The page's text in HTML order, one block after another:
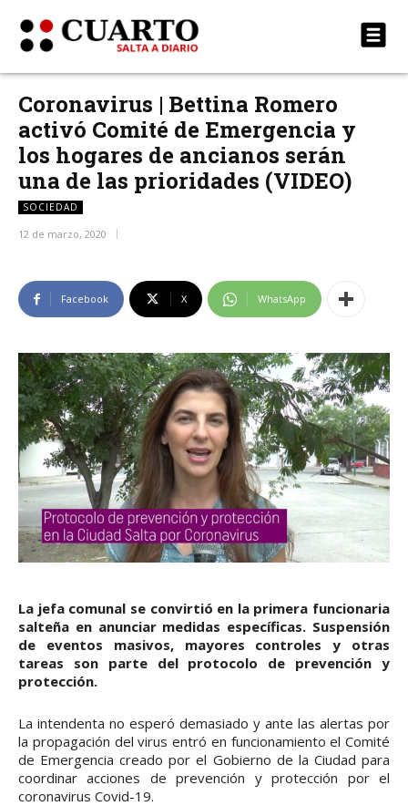
Coronavirus | Bettina Romero
activó Comité de Emergencia y
los hogares de ancianos serán
una de las prioridades (VIDEO)
SOCIEDAD
12 de marzo, 2020
Facebook X WhatsApp
La jefa comunal se convirtió en la primera funcionaria
salteña en anunciar medidas específicas. Suspensión
de eventos masivos, mayores controles y otras
tareas son parte del protocolo de prevención y
protección.
La intendenta no esperó demasiado y ante las alertas por
la propagación del virus entró en funcionamiento el Comité
de Emergencia creado por el Gobierno de la Ciudad para
coordinar acciones de prevención y protección por el
coronavirus Covid-19.